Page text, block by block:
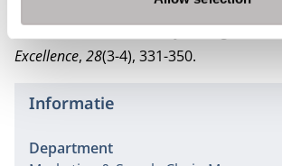
and fastidious customers’ priorities in
dimensions.Total Quality Management
Excellence, 28(3-4), 331-350.
Informatie
Department